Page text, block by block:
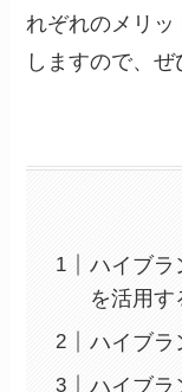
れぞれのメリ
しますので、ぜ
ハイブラ
を活用す
ハイブラ
ハイブラ